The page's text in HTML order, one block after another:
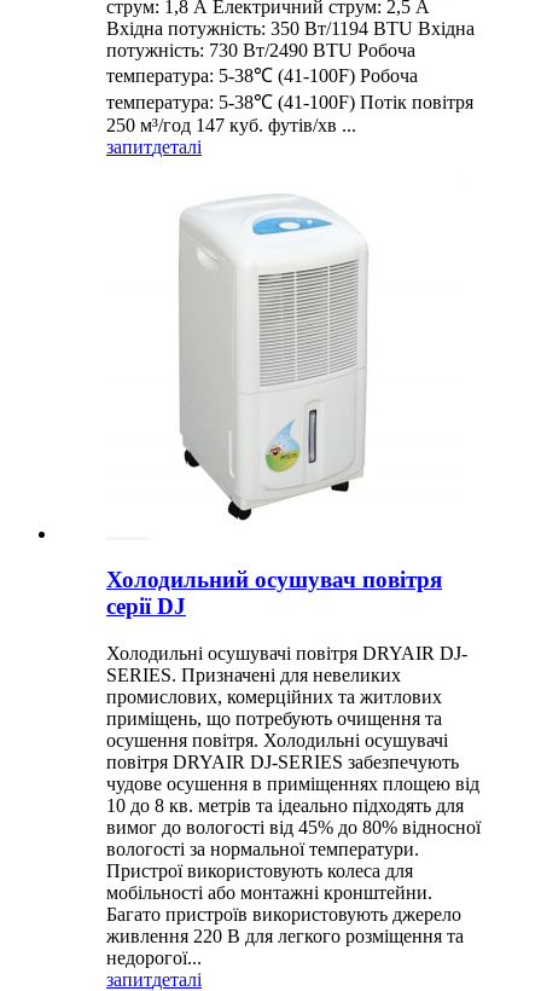
струм: 1,8 А Електричний струм: 2,5 А
Вхідна потужність: 350 Вт/1194 BTU Вхідна
потужність: 730 Вт/2490 BTU Робоча
температура: 5-38℃ (41-100F) Робоча
температура: 5-38℃ (41-100F) Потік повітря
250 м³/год 147 куб. футів/хв ...
запитдеталі
Холодильний осушувач повітря
серії DJ
Холодильні осушувачі повітря DRYAIR DJ-
SERIES. Призначені для невеликих
промислових, комерційних та житлових
приміщень, що потребують очищення та
осушення повітря. Холодильні осушувачі
повітря DRYAIR DJ-SERIES забезпечують
чудове осушення в приміщеннях площею від
10 до 8 кв. метрів та ідеально підходять для
вимог до вологості від 45% до 80% відносної
вологості за нормальної температури.
Пристрої використовують колеса для
мобільності або монтажні кронштейни.
Багато пристроїв використовують джерело
живлення 220 В для легкого розміщення та
недорогої...
запитдеталі